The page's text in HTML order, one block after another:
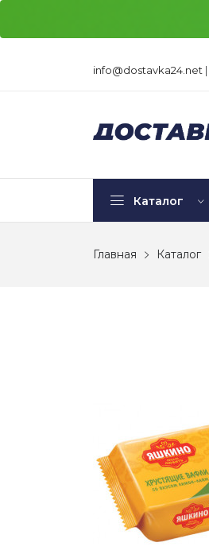
info@dostavka24.net |
Каталог
Главная Каталог